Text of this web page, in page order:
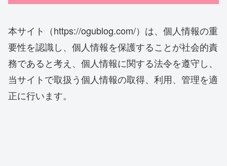
本サイト（https://ogublog.com/）は、個人情報の重
要性を認識し、個人情報を保護することが社会的責
務であると考え、個人情報に関する法令を遵守し、
当サイトで取扱う個人情報の取得、利用、管理を適
正に行います。